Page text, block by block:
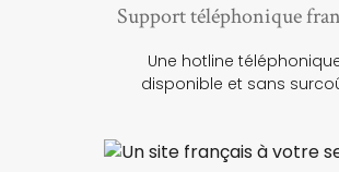
Support téléphonique
Une hotline
disponible et sans